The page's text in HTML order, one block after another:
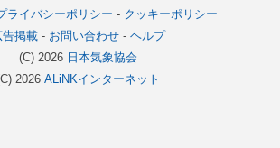
ライバシーポリシー - クッキーポリシー
告掲載- お問い合わせ- ヘルプ
(C) 2026 日本気象協会
2026 ALiNKインターネット